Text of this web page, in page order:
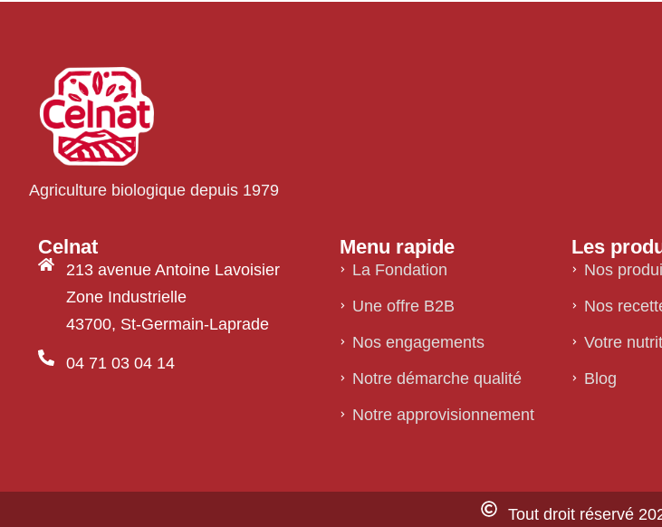
Agriculture biologique depuis 1979
Celnat
213 avenue Antoine Lavoisier
Zone Industrielle
43700, St-Germain-Laprade
04 71 03 04 14
Menu rapide
La Fondation
Une offre B2B
Nos engagements
Notre démarche qualité
Notre approvisionnement
Les
Nos
Nos
Votre
Blog
Tout droit réservé